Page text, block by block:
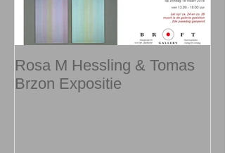
Rosa M Hessling & Tomas
Brzon Expositie